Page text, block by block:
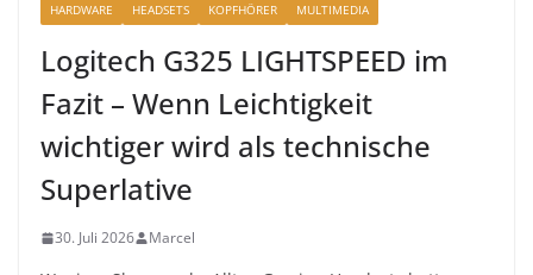
HARDWARE HEADSETS KOPFHÖRER MULTIMEDIA
Logitech G325 LIGHTSPEED im
Fazit – Wenn Leichtigkeit
wichtiger wird als technische
Superlative
30. Juli 2026 Marcel